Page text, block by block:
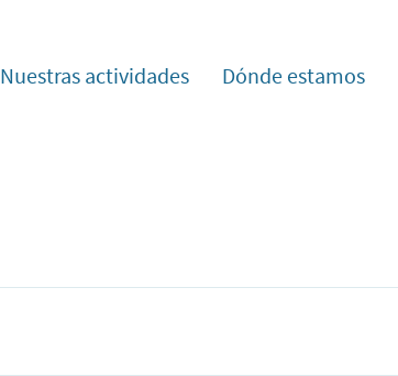
Nuestras actividades Dónde estamos